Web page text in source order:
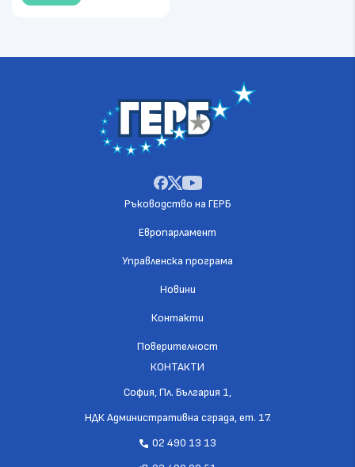
Ръководство на ГЕРБ
Европарламент
Управленска програма
Новини
Контакти
Поверителност
КОНТАКТИ
София, Пл. България 1,
НДК Административна сграда, ет. 17.
call 02 490 13 13